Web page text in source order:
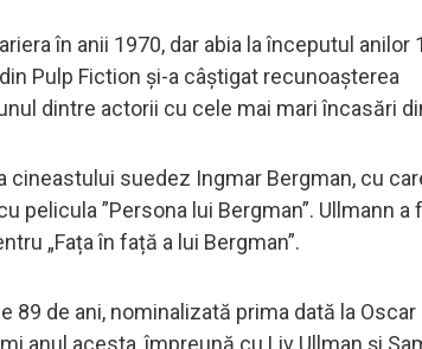
în anii 1970, dar abia la începutul anilor
Pulp Fiction și-a câștigat recunoașterea
dintre actorii cu cele mai mari încasări
suedez Ingmar Bergman, cu
pelicula ”Persona lui Bergman”. Ullmann a
„Fața în față a lui Bergman”.
89 de ani, nominalizată prima dată la
anul acesta, împreună cu Liv Ullman și